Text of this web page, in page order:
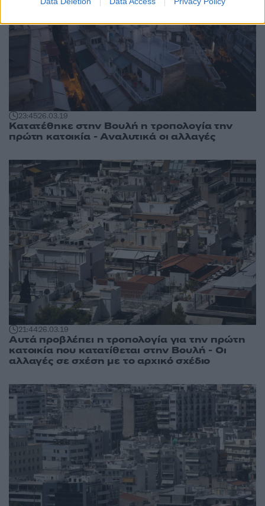
23:4526.03.19
Κατατέθηκε στην Βουλή η τροπολογία την
πρώτη κατοικία - Αναλυτικά οι αλλαγές
21:4426.03.19
Αυτά προβλέπει η τροπολογία για την πρώτη
κατοικία που κατατίθεται στην Βουλή - Οι
αλλαγές σε σχέση με το αρχικό σχέδιο